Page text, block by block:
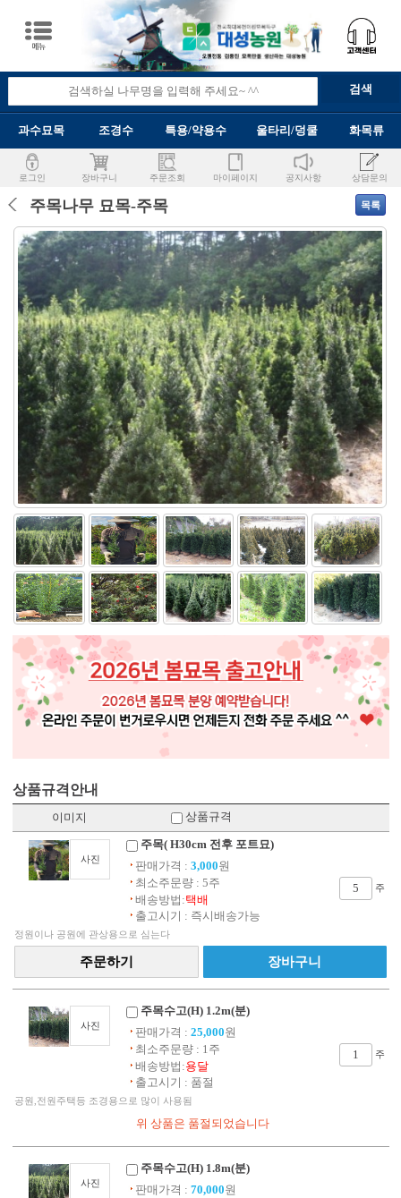
과수묘목 조경수 특용/약용수 울타리/덩쿨 화목류
로그인 장바구니 주문조회 마이페이지 공지사항 상담문의
주목나무 묘목-주목
상품규격안내
이미지 상품규격
사진
주목( H30cm 전후 포트묘)
판매가격 : 3,000원
최소주문량 : 5주
배송방법:택배
출고시기 : 즉시배송가능
주
정원이나 공원에 관상용으로 심는다
사진
주목수고(H) 1.2m(분)
판매가격 : 25,000원
최소주문량 : 1주
배송방법:용달
출고시기 : 품절
주
공원,전원주택등 조경용으로 많이 사용됨
사진
주목수고(H) 1.8m(분)
판매가격 : 70,000원